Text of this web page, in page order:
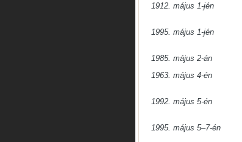
1912. május 1-jén
1995. május 1-jén
1985. május 2-án
1963. május 4-én
1992. május 5-én
1995. május 5–7-én